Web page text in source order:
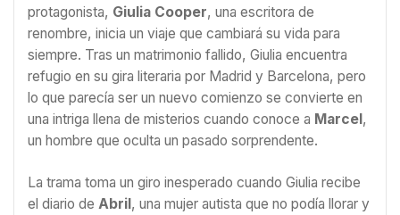
protagonista, Giulia Cooper, una escritora de
renombre, inicia un viaje que cambiará su vida para
siempre. Tras un matrimonio fallido, Giulia encuentra
refugio en su gira literaria por Madrid y Barcelona, pero
lo que parecía ser un nuevo comienzo se convierte en
una intriga llena de misterios cuando conoce a Marcel,
un hombre que oculta un pasado sorprendente.
La trama toma un giro inesperado cuando Giulia recibe
el diario de Abril, una mujer autista que no podía llorar y